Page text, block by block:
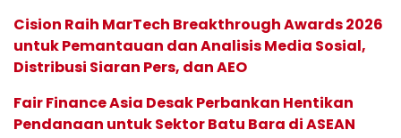
Cision Raih MarTech Breakthrough Awards 2026
untuk Pemantauan dan Analisis Media Sosial,
Distribusi Siaran Pers, dan AEO
Fair Finance Asia Desak Perbankan Hentikan
Pendanaan untuk Sektor Batu Bara di ASEAN